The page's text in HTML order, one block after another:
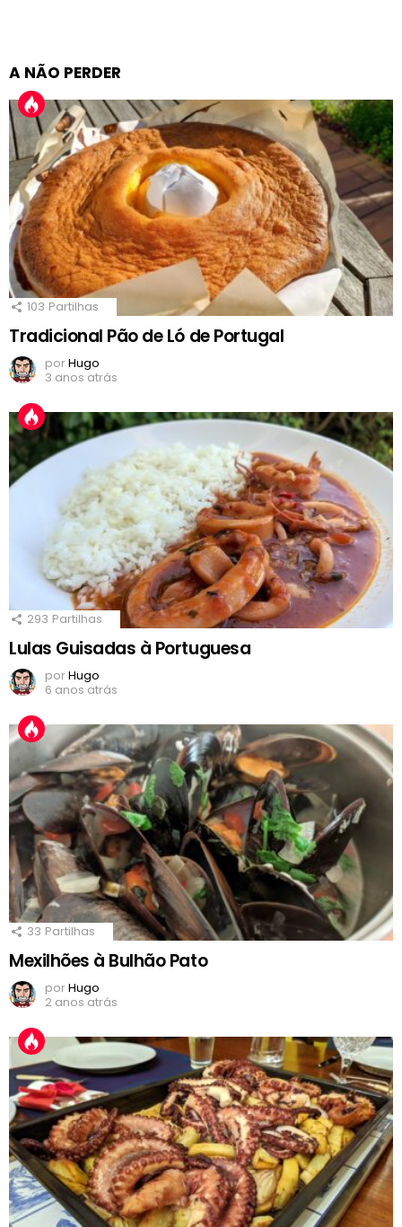
A NÃO PERDER
103 Partilhas
Tradicional Pão de Ló de Portugal
porHugo
3 anos atrás
293 Partilhas
Lulas Guisadas à Portuguesa
porHugo
6 anos atrás
33 Partilhas
Mexilhões à Bulhão Pato
porHugo
2 anos atrás